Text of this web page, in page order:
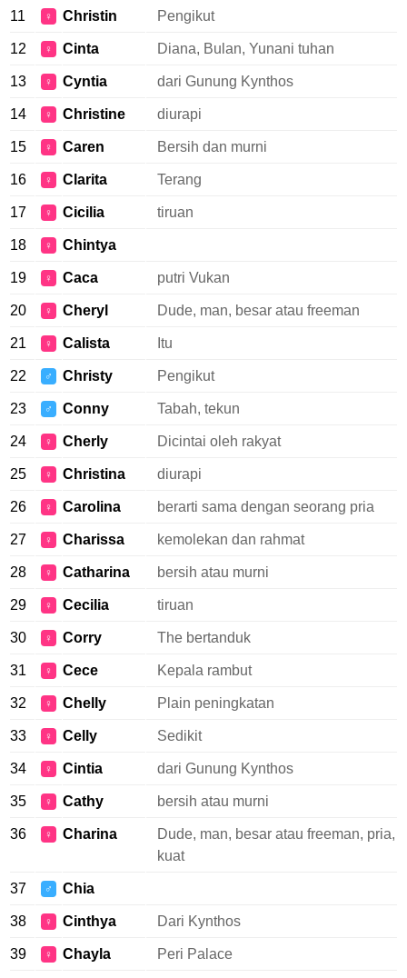
11 ♀ Christin Pengikut
12 ♀ Cinta Diana, Bulan, Yunani tuhan
13 ♀ Cyntia dari Gunung Kynthos
14 ♀ Christine diurapi
15 ♀ Caren Bersih dan murni
16 ♀ Clarita Terang
17 ♀ Cicilia tiruan
18 ♀ Chintya
19 ♀ Caca putri Vukan
20 ♀ Cheryl Dude, man, besar atau freeman
21 ♀ Calista Itu
22 ♂ Christy Pengikut
23 ♂ Conny Tabah, tekun
24 ♀ Cherly Dicintai oleh rakyat
25 ♀ Christina diurapi
26 ♀ Carolina berarti sama dengan seorang pria
27 ♀ Charissa kemolekan dan rahmat
28 ♀ Catharina bersih atau murni
29 ♀ Cecilia tiruan
30 ♀ Corry The bertanduk
31 ♀ Cece Kepala rambut
32 ♀ Chelly Plain peningkatan
33 ♀ Celly Sedikit
34 ♀ Cintia dari Gunung Kynthos
35 ♀ Cathy bersih atau murni
36 ♀ Charina
Dude, man, besar atau freeman, pria,
kuat
37 ♂ Chia
38 ♀ Cinthya Dari Kynthos
39 ♀ Chayla Peri Palace